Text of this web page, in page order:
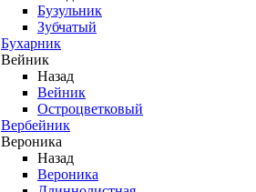
Бузульник
Зубчатый
Бухарник
Вейник
Назад
Вейник
Остроцветковый
Вербейник
Вероника
Назад
Вероника